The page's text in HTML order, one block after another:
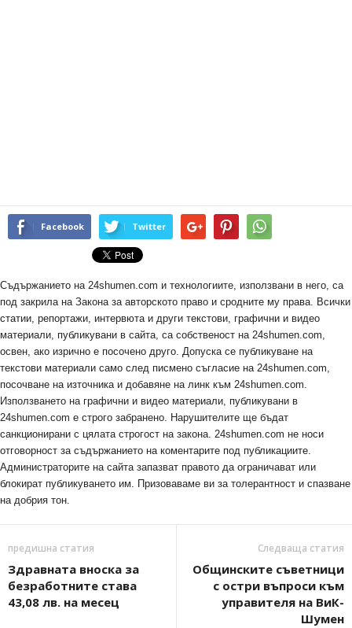
Facebook Twitter
Съдържанието на 24shumen.com и технологиите, използвани в него, са
под закрила на Закона за авторското право и сродните му права. Всички
статии, репортажи, интервюта и други текстови, графични и видео
материали, публикувани в сайта, са собственост на 24shumen.com,
освен, ако изрично е посочено друго. Допуска се публикуване на
текстови материали само след писмено съгласие на 24shumen.com,
посочване на източника и добавяне на линк към 24shumen.com.
Използването на графични и видео материали, публикувани в
24shumen.com е строго забранено. Нарушителите ще бъдат
санкционирани с цялата строгост на закона. 24shumen.com не носи
отговорност за съдържанието на коментарите под публикациите.
Администраторите на сайта запазват правото да ограничават или
блокират публикуването им. Призоваваме ви за толерантност и спазване
на добрия тон.
предишна статия
Здравната вноска за
безработните става
43,08 лв. на месец
Следваща статия
Общинските съветници
с остри въпроси към
управителя на ВиК-
Шумен